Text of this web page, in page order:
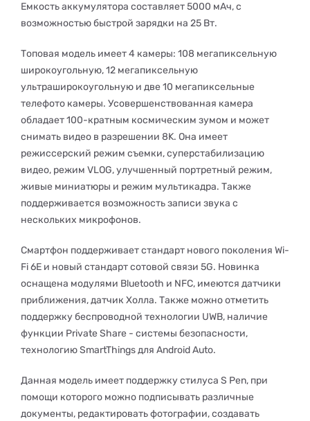
Емкость аккумулятора составляет 5000 мАч, с
возможностью быстрой зарядки на 25 Вт.
Топовая модель имеет 4 камеры: 108 мегапиксельную
широкоугольную, 12 мегапиксельную
ультраширокоугольную и две 10 мегапиксельные
телефото камеры. Усовершенствованная камера
обладает 100-кратным космическим зумом и может
снимать видео в разрешении 8K. Она имеет
режиссерский режим съемки, суперстабилизацию
видео, режим VLOG, улучшенный портретный режим,
живые миниатюры и режим мультикадра. Также
поддерживается возможность записи звука с
нескольких микрофонов.
Смартфон поддерживает стандарт нового поколения Wi-
Fi 6Е и новый стандарт сотовой связи 5G. Новинка
оснащена модулями Bluetooth и NFC, имеются датчики
приближения, датчик Холла. Также можно отметить
поддержку беспроводной технологии UWB, наличие
функции Private Share - системы безопасности,
технологию SmartThings для Android Auto.
Данная модель имеет поддержку стилуса S Pen, при
помощи которого можно подписывать различные
документы, редактировать фотографии, создавать